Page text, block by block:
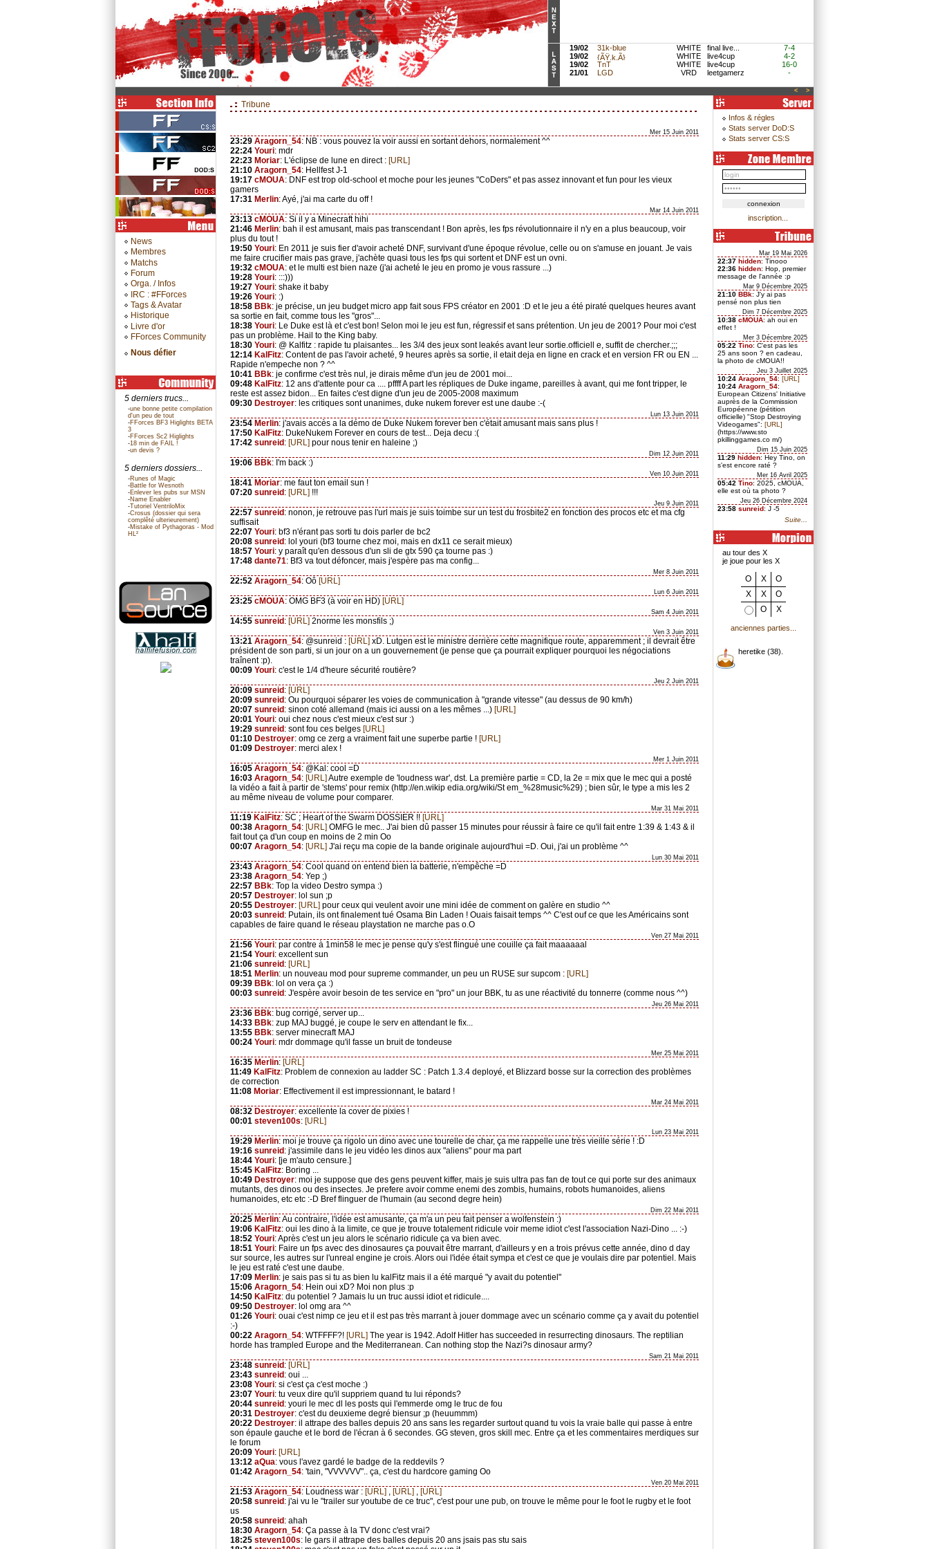
19/02 31k-blue WHITE final live...
7-4
19/02
{ÃŸ.k.Ã} WHITE live4cup
4-2
19/02
TnT WHITE live4cup
16-0
21/01
LGD VRD leetgamerz -
< >
News
Membres
Matchs
Forum
Orga. / Infos
IRC : #FForces
Tags & Avatar
Historique
Livre d'or
FForces Community
Nous défier
5 derniers trucs...
-une bonne petite compilation
d'un peu de tout
-FForces BF3 Higlights BETA
3
-FForces Sc2 Higlights
-18 min de FAIL !
-un devis ?
5 derniers dossiers...
-Runes of Magic
-Battle for Wesnoth
-Enlever les pubs sur MSN
-Name Enabler
-Tutoriel VentriloMix
-Crosus (dossier qui sera
complêté ulterieurement)
-Mistake of Pythagoras - Mod
HL²
Tribune
Mer 15 Juin 2011
23:29 Aragorn_54: NB : vous pouvez la voir aussi en sortant dehors, normalement ^^
22:24 Youri: mdr
22:23 Moriar: L'éclipse de lune en direct : [URL]
21:10 Aragorn_54: Hellfest J-1
19:17 cMOUA: DNF est trop old-school et moche pour les jeunes "CoDers" et pas assez innovant et fun pour les vieux
gamers
17:31 Merlin: Ayé, j'ai ma carte du off !
Mar 14 Juin 2011
23:13 cMOUA: Si il y a Minecraft hihi
21:46 Merlin: bah il est amusant, mais pas transcendant ! Bon après, les fps révolutionnaire il n'y en a plus beaucoup, voir
plus du tout !
19:50 Youri: En 2011 je suis fier d'avoir acheté DNF, survivant d'une époque révolue, celle ou on s'amuse en jouant. Je vais
me faire crucifier mais pas grave, j'achète quasi tous les fps qui sortent et DNF est un ovni.
19:32 cMOUA: et le multi est bien naze (j'ai acheté le jeu en promo je vous rassure ...)
19:28 Youri: :::)))
19:27 Youri: shake it baby
19:26 Youri: :)
18:58 BBk: je précise, un jeu budget micro app fait sous FPS créator en 2001 :D et le jeu a été piraté quelques heures avant
sa sortie en fait, comme tous les "gros"...
18:38 Youri: Le Duke est là et c'est bon! Selon moi le jeu est fun, régressif et sans prétention. Un jeu de 2001? Pour moi c'est
pas un problème. Hail to the King baby.
18:30 Youri: @ Kalfitz : rapide tu plaisantes... les 3/4 des jeux sont leakés avant leur sortie.officiell e, suffit de chercher.;;;
12:14 KalFitz: Content de pas l'avoir acheté, 9 heures après sa sortie, il etait deja en ligne en crack et en version FR ou EN ...
Rapide n'empeche non ? ^^
10:41 BBk: je confirme c'est très nul, je dirais même d'un jeu de 2001 moi...
09:48 KalFitz: 12 ans d'attente pour ca .... pffff A part les répliques de Duke ingame, pareilles à avant, qui me font tripper, le
reste est assez bidon... En faites c'est digne d'un jeu de 2005-2008 maximum
09:30 Destroyer: les critiques sont unanimes, duke nukem forever est une daube :-(
Lun 13 Juin 2011
23:54 Merlin: j'avais accès a la démo de Duke Nukem forever ben c'était amusant mais sans plus !
17:50 KalFitz: DukeNukem Forever en cours de test... Deja decu :(
17:42 sunreid : [URL] pour nous tenir en haleine ;)
Dim 12 Juin 2011
19:06 BBk: I'm back :)
Ven 10 Juin 2011
18:41 Moriar: me faut ton email sun !
07:20 sunreid : [URL] !!!
Jeu 9 Juin 2011
22:57 sunreid : nonon, je retrouve pas l'url mais je suis toimbe sur un test du frosbite2 en fonction des procos etc et ma cfg
suffisait
22:07 Youri: bf3 n'érant pas sorti tu dois parler de bc2
20:08 sunreid : lol youri (bf3 tourne chez moi, mais en dx11 ce serait mieux)
18:57 Youri: y paraît qu'en dessous d'un sli de gtx 590 ça tourne pas :)
17:48 dante71: Bf3 va tout défoncer, mais j'espère pas ma config...
Mer 8 Juin 2011
22:52 Aragorn_54: Oô [URL]
Lun 6 Juin 2011
23:25 cMOUA: OMG BF3 (à voir en HD) [URL]
Sam 4 Juin 2011
14:55 sunreid : [URL] 2norme les monsfils ;)
Ven 3 Juin 2011
13:21 Aragorn_54: @sunreid : [URL] xD. Lutgen est le ministre derrière cette magnifique route, apparemment ; il devrait être
président de son parti, si un jour on a un gouvernement (je pense que ça pourrait expliquer pourquoi les négociations
traînent :p).
00:09 Youri: c'est le 1/4 d'heure sécurité routière?
Jeu 2 Juin 2011
20:09 sunreid : [URL]
20:09 sunreid : Ou pourquoi séparer les voies de communication à "grande vitesse" (au dessus de 90 km/h)
20:07 sunreid : sinon coté allemand (mais ici aussi on a les mêmes ...) [URL]
20:01 Youri: oui chez nous c'est mieux c'est sur :)
19:29 sunreid : sont fou ces belges [URL]
01:10 Destroyer: omg ce zerg a vraiment fait une superbe partie ! [URL]
01:09 Destroyer: merci alex !
Mer 1 Juin 2011
16:05 Aragorn_54: @Kal: cool =D
16:03 Aragorn_54: [URL] Autre exemple de 'loudness war', dst. La première partie = CD, la 2e = mix que le mec qui a posté
la vidéo a fait à partir de 'stems' pour remix (http://en.wikip edia.org/wiki/St em_%28music%29) ; bien sûr, le type a mis les 2
au même niveau de volume pour comparer.
Mar 31 Mai 2011
11:19 KalFitz: SC ; Heart of the Swarm DOSSIER !! [URL]
00:38 Aragorn_54: [URL] OMFG le mec.. J'ai bien dû passer 15 minutes pour réussir à faire ce qu'il fait entre 1:39 & 1:43 & il
fait tout ça d'un coup en moins de 2 min Oo
00:07 Aragorn_54: [URL] J'ai reçu ma copie de la bande originale aujourd'hui =D. Oui, j'ai un problème ^^
Lun 30 Mai 2011
23:43 Aragorn_54: Cool quand on entend bien la batterie, n'empêche =D
23:38 Aragorn_54: Yep ;)
22:57 BBk: Top la video Destro sympa :)
20:57 Destroyer: lol sun ;p
20:55 Destroyer: [URL] pour ceux qui veulent avoir une mini idée de comment on galère en studio ^^
20:03 sunreid : Putain, ils ont finalement tué Osama Bin Laden ! Ouais faisait temps ^^ C'est ouf ce que les Américains sont
capables de faire quand le réseau playstation ne marche pas o.O
Ven 27 Mai 2011
21:56 Youri: par contre à 1min58 le mec je pense qu'y s'est flingué une couille ça fait maaaaaal
21:54 Youri: excellent sun
21:06 sunreid : [URL]
18:51 Merlin: un nouveau mod pour supreme commander, un peu un RUSE sur supcom : [URL]
09:39 BBk: lol on vera ça :)
00:03 sunreid : J'espère avoir besoin de tes service en "pro" un jour BBK, tu as une réactivité du tonnerre (comme nous ^^)
Jeu 26 Mai 2011
23:36 BBk: bug corrigé, server up...
14:33 BBk: zup MAJ buggé, je coupe le serv en attendant le fix...
13:55 BBk: server minecraft MAJ
00:24 Youri: mdr dommage qu'il fasse un bruit de tondeuse
Mer 25 Mai 2011
16:35 Merlin: [URL]
11:49 KalFitz: Problem de connexion au ladder SC : Patch 1.3.4 deployé, et Blizzard bosse sur la correction des problèmes
de correction
11:08 Moriar: Effectivement il est impressionnant, le batard !
Mar 24 Mai 2011
08:32 Destroyer: excellente la cover de pixies !
00:01 steven100s: [URL]
Lun 23 Mai 2011
19:29 Merlin: moi je trouve ça rigolo un dino avec une tourelle de char, ça me rappelle une très vieille série ! :D
19:16 sunreid : j'assimile dans le jeu vidéo les dinos aux "aliens" pour ma part
18:44 Youri: [je m'auto censure.]
15:45 KalFitz: Boring ...
10:49 Destroyer: moi je suppose que des gens peuvent kiffer, mais je suis ultra pas fan de tout ce qui porte sur des animaux
mutants, des dinos ou des insectes. Je prefere avoir comme enemi des zombis, humains, robots humanoides, aliens
humanoides, etc etc :-D Bref flinguer de l'humain (au second degre hein)
Dim 22 Mai 2011
20:25 Merlin: Au contraire, l'idée est amusante, ça m'a un peu fait penser a wolfenstein :)
19:06 KalFitz: oui les dino à la limite, ce que je trouve totalement ridicule voir meme idiot c'est l'association Nazi-Dino ... :-)
18:52 Youri: Après c'est un jeu alors le scénario ridicule ça va bien avec.
18:51 Youri: Faire un fps avec des dinosaures ça pouvait être marrant, d'ailleurs y en a trois prévus cette année, dino d day
sur source, les autres sur l'unreal engine je crois. Alors oui l'idée était sympa et c'est ce que je voulais dire par potentiel. Mais
le jeu est raté c'est une daube.
17:09 Merlin: je sais pas si tu as bien lu kalFitz mais il a été marqué "y avait du potentiel"
15:06 Aragorn_54: Hein oui xD? Moi non plus :p
14:50 KalFitz: du potentiel ? Jamais lu un truc aussi idiot et ridicule....
09:50 Destroyer: lol omg ara ^^
01:26 Youri: ouai c'est nimp ce jeu et il est pas très marrant à jouer dommage avec un scénario comme ça y avait du potentiel
:-)
00:22 Aragorn_54: WTFFFF?! [URL] The year is 1942. Adolf Hitler has succeeded in resurrecting dinosaurs. The reptilian
horde has trampled Europe and the Mediterranean. Can nothing stop the Nazi?s dinosaur army?
Sam 21 Mai 2011
23:48 sunreid : [URL]
23:43 sunreid : oui ...
23:08 Youri: si c'est ça c'est moche :)
23:07 Youri: tu veux dire qu'il suppriem quand tu lui réponds?
20:44 sunreid : youri le mec dl les posts qui l'emmerde omg le truc de fou
20:31 Destroyer: c'est du deuxieme degré biensur ;p (heuummm)
20:22 Destroyer: il attrape des balles depuis 20 ans sans les regarder surtout quand tu vois la vraie balle qui passe à entre
son épaule gauche et le bord de l'écran à 6 secondes. GG steven, gros skill mec. Entre ça et les commentaires merdiques sur
le forum
20:09 Youri: [URL]
13:12 aQua: vous l'avez gardé le badge de la reddevils ?
01:42 Aragorn_54: 'tain, "VVVVVV".. ça, c'est du hardcore gaming Oo
Ven 20 Mai 2011
21:53 Aragorn_54: Loudness war : [URL] , [URL] , [URL]
20:58 sunreid : j'ai vu le "trailer sur youtube de ce truc", c'est pour une pub, on trouve le même pour le foot le rugby et le foot
us
20:58 sunreid : ahah
18:30 Aragorn_54: Ça passe à la TV donc c'est vrai?
18:25 steven100s: le gars il attrape des balles depuis 20 ans jsais pas stu sais
Infos & régles
Stats server DoD:S
Stats server CS:S
inscription...
Mar 19 Mai 2026
22:37 hidden: Tinooo
22:36 hidden: Hop, premier
message de l'année :p
Mar 9 Décembre 2025
21:10 BBk: J'y ai pas
pensé non plus tien
Dim 7 Décembre 2025
10:38 cMOUA: ah oui en
effet !
Mer 3 Décembre 2025
05:22 Tino: C'est pas les
25 ans soon ? en cadeau,
la photo de cMOUA!!
Jeu 3 Juillet 2025
10:24 Aragorn_54: [URL]
10:24 Aragorn_54:
European Citizens' Initiative
auprès de la Commission
Européenne (pétition
officielle) "Stop Destroying
Videogames": [URL]
(https://www.sto
pkillinggames.co m/)
Dim 15 Juin 2025
11:29 hidden: Hey Tino, on
s'est encore raté ?
Mer 16 Avril 2025
05:42 Tino: 2025, cMOUA,
elle est où ta photo ?
Jeu 26 Décembre 2024
23:58 sunreid: J -5
Suite...
au tour des X
je joue pour les X
O X
O
X
X
O
O
X
anciennes parties...
heretike (38).